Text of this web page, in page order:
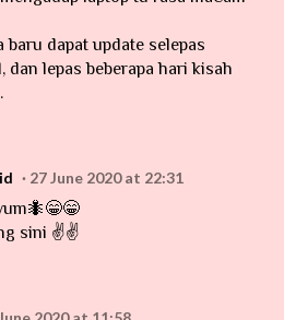
baru dapat update selepas
dan lepas beberapa hari kisah
27 June 2020 at 22:31
sini ✌️✌️